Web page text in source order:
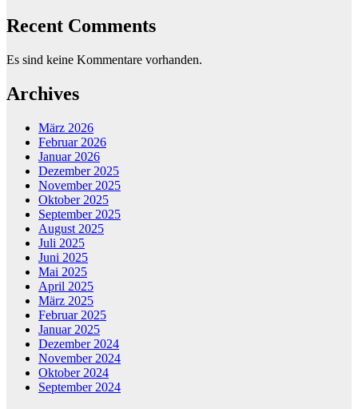
Recent Comments
Es sind keine Kommentare vorhanden.
Archives
März 2026
Februar 2026
Januar 2026
Dezember 2025
November 2025
Oktober 2025
September 2025
August 2025
Juli 2025
Juni 2025
Mai 2025
April 2025
März 2025
Februar 2025
Januar 2025
Dezember 2024
November 2024
Oktober 2024
September 2024